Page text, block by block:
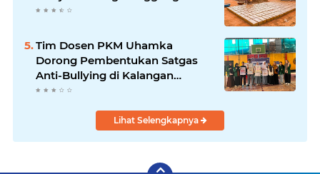
Tim Dosen PKM Uhamka
Dorong Pembentukan Satgas
Anti-Bullying di Kalangan
Remaja
Lihat Selengkapnya